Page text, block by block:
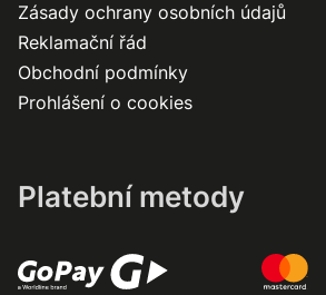
Zásady ochrany osobních údajů
Reklamační řád
Obchodní podmínky
Prohlášení o cookies
Platební metody